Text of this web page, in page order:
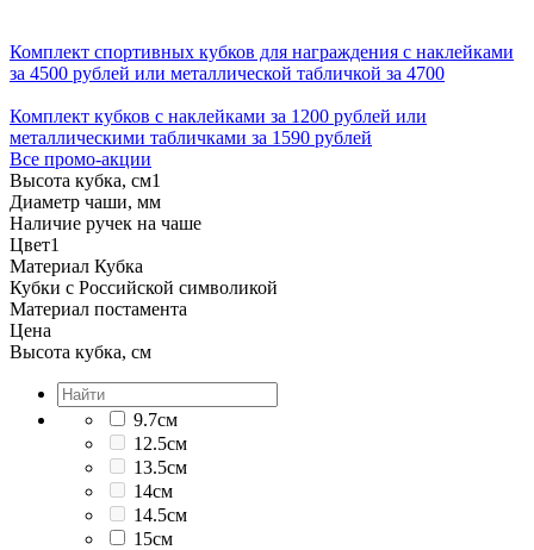
Комплект спортивных кубков для награждения с наклейками
за 4500 рублей или металлической табличкой за 4700
Комплект кубков с наклейками за 1200 рублей или
металлическими табличками за 1590 рублей
Все промо-акции
Высота кубка, см1
Диаметр чаши, мм
Наличие ручек на чаше
Цвет1
Материал Кубка
Кубки с Российской символикой
Материал постамента
Цена
Высота кубка, см
9.7см
12.5см
13.5см
14см
14.5см
15см